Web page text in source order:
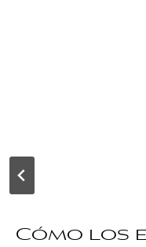
Cómo los